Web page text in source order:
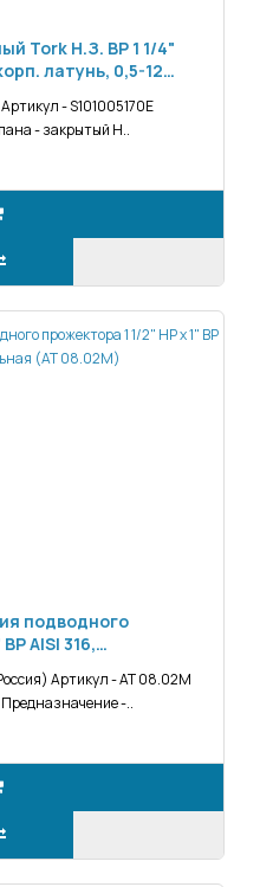
Tork Н.З. ВР 1 1/4"
латунь, 0,5-12
230
- S101005170E
- закрытый Н..
подводного
AISI 316,
Артикул - АТ 08.02М
-..